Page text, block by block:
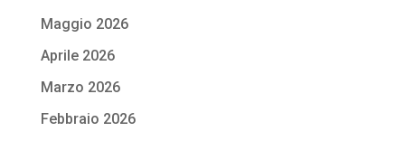
Maggio 2026
Aprile 2026
Marzo 2026
Febbraio 2026